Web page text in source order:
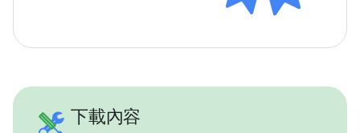
下載內容